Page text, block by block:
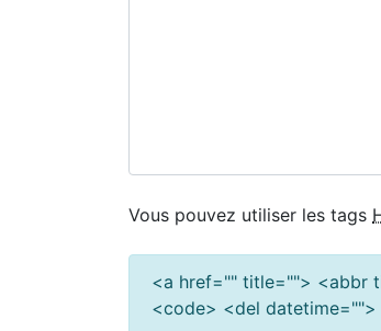
Vous pouvez utiliser les tags
<a href="" title=""> <abbr
<code> <del